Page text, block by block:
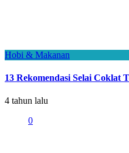
Hobi & Makanan
13 Rekomendasi Selai Coklat
4 tahun lalu
0